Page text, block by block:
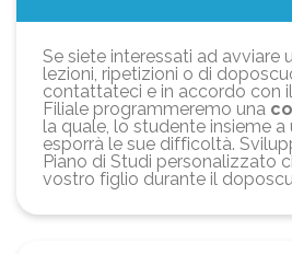
Se siete interessati ad avviare
lezioni, ripetizioni o di
contattateci e in accordo con
Filiale programmeremo una
la quale, lo studente insieme a
esporrà le sue difficoltà.
Piano di Studi personalizzato
vostro figlio durante il